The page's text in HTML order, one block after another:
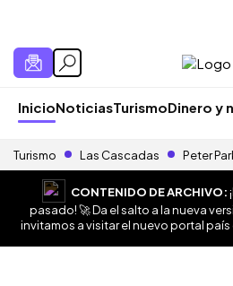
InicioNoticiasTurismoDinero y
Turismo Las Cascadas Peter
CONTENIDO DE ARCHIVO:
pasado! 🚀 Da el salto a la nueva
invitamos a visitar el nuevo portal